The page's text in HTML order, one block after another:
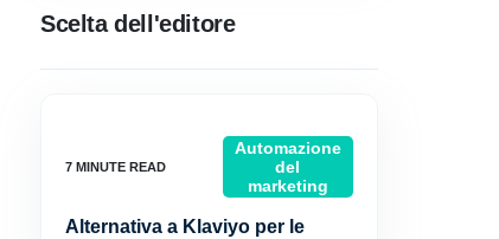
Scelta dell'editore
Automazione
del
marketing
Alternativa a Klaviyo per le